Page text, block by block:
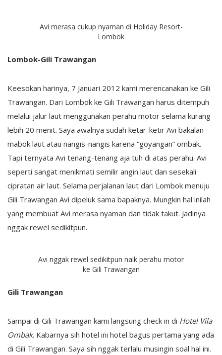
Avi merasa cukup nyaman di Holiday Resort-
Lombok
Lombok-Gili Trawangan
Keesokan harinya, 7 Januari 2012 kami merencanakan ke Gili
Trawangan. Dari Lombok ke Gili Trawangan harus ditempuh
melalui jalur laut menggunakan perahu motor selama kurang
lebih 20 menit. Saya awalnya sudah ketar-ketir Avi bakalan
mabok laut atau nangis-nangis karena “goyangan” ombak.
Tapi ternyata Avi tenang-tenang aja tuh di atas perahu. Avi
seperti sangat menikmati semilir angin laut dan sesekali
cipratan air laut. Selama perjalanan laut dari Lombok menuju
Gili Trawangan Avi dipeluk sama bapaknya. Mungkin hal inilah
yang membuat Avi merasa nyaman dan tidak takut. Jadinya
nggak rewel sedikitpun.
Avi nggak rewel sedikitpun naik perahu motor
ke Gili Trawangan
Gili Trawangan
Sampai di Gili Trawangan kami langsung check in di Hotel Vila
Ombak. Kabarnya sih hotel ini hotel bagus pertama yang ada
di Gili Trawangan. Saya sih nggak terlalu musingin soal hal ini.